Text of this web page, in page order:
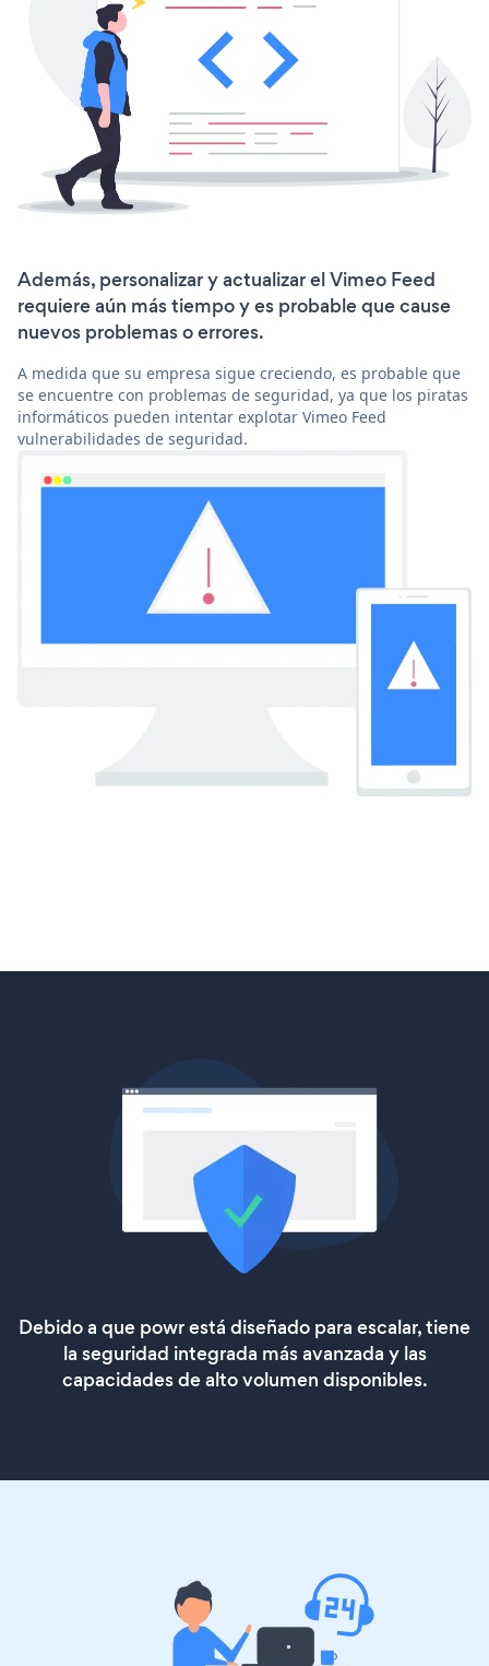
Además, personalizar y actualizar el Vimeo Feed
requiere aún más tiempo y es probable que cause
nuevos problemas o errores.
A medida que su empresa sigue creciendo, es probable que
se encuentre con problemas de seguridad, ya que los piratas
informáticos pueden intentar explotar Vimeo Feed
vulnerabilidades de seguridad.
Debido a que powr está diseñado para escalar, tiene
la seguridad integrada más avanzada y las
capacidades de alto volumen disponibles.